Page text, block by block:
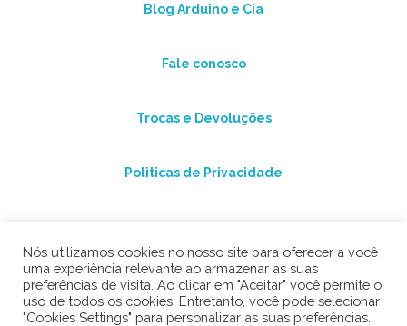
Blog Arduino e Cia
Fale conosco
Trocas e Devoluções
Politicas de Privacidade
Nós utilizamos cookies no nosso site para oferecer a você
uma experiência relevante ao armazenar as suas
preferências de visita. Ao clicar em "Aceitar" você permite o
uso de todos os cookies. Entretanto, você pode selecionar
"Cookies Settings" para personalizar as suas preferências.